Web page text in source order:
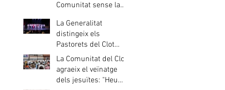
Comunitat sense la
La Generalitat
distingeix els
Pastorets del Clot
amb motiu del seu
centenari
La Comunitat del Clot
agraeix el veïnatge
dels jesuïtes: "Heu